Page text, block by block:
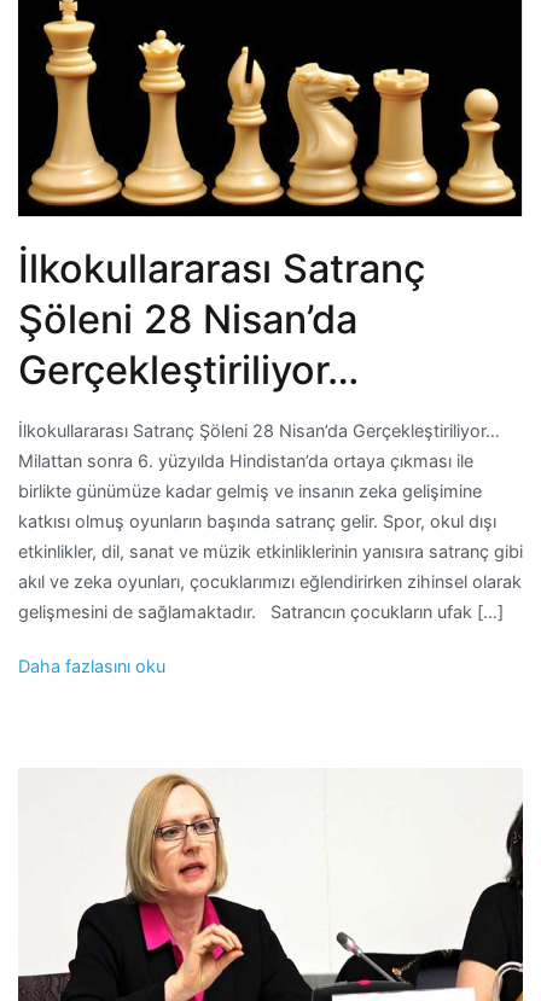
İlkokullararası Satranç
Şöleni 28 Nisan’da
Gerçekleştiriliyor…
İlkokullararası Satranç Şöleni 28 Nisan’da Gerçekleştiriliyor…
Milattan sonra 6. yüzyılda Hindistan’da ortaya çıkması ile
birlikte günümüze kadar gelmiş ve insanın zeka gelişimine
katkısı olmuş oyunların başında satranç gelir. Spor, okul dışı
etkinlikler, dil, sanat ve müzik etkinliklerinin yanısıra satranç gibi
akıl ve zeka oyunları, çocuklarımızı eğlendirirken zihinsel olarak
gelişmesini de sağlamaktadır. Satrancın çocukların ufak […]
Daha fazlasını oku